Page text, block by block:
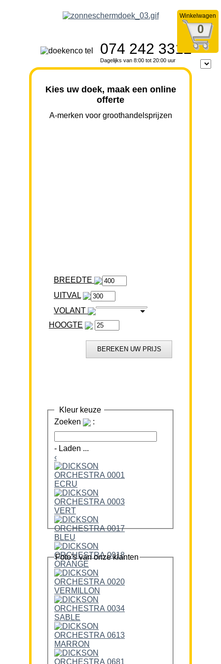
Winkelwagen
0
074 242 3312
Dagelijks van 8:00 tot 20:00 uur
Kies uw doek, maak een online
offerte
A-merken voor groothandelsprijzen
BREEDTE
VOLANT
HOOGTE
Kleur keuze
Zoeken
:
- Laden ...
‹
Foto’s van onze klanten